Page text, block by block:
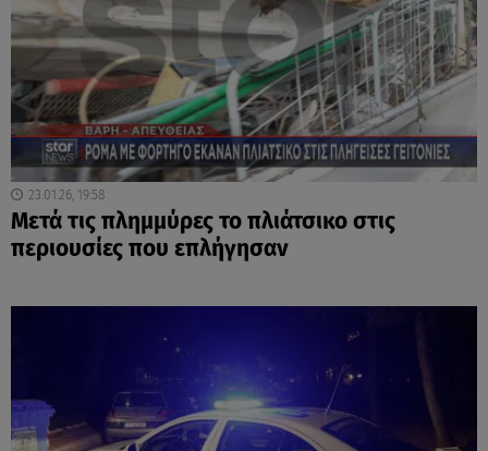
23.01.26, 19:58
Μετά τις πλημμύρες το πλιάτσικο στις
περιουσίες που επλήγησαν